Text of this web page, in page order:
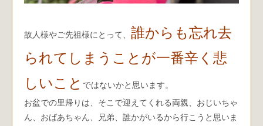
故人様やご先祖様にとって、 誰からも忘れ去
られてしまうことが一番辛く悲
しいこと ではないかと思います。
お盆での里帰りは、そこで迎えてくれる両親、おじいちゃ
ん、おばあちゃん、兄弟、誰かがいるから行こうと思いま